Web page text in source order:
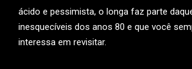
ácido e pessimista, o longa faz parte
inesquecíveis dos anos 80 e que você
interessa em revisitar.